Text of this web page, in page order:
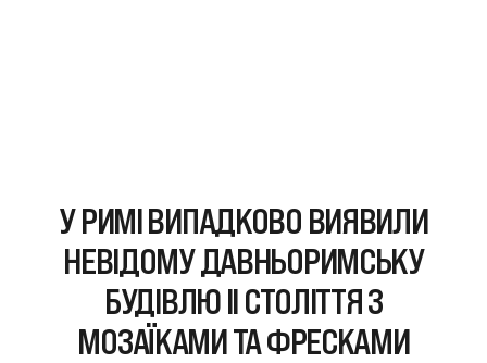
У РИМІ ВИПАДКОВО ВИЯВИЛИ
НЕВІДОМУ ДАВНЬОРИМСЬКУ
БУДІВЛЮ II СТОЛІТТЯ З
МОЗАЇКАМИ ТА ФРЕСКАМИ